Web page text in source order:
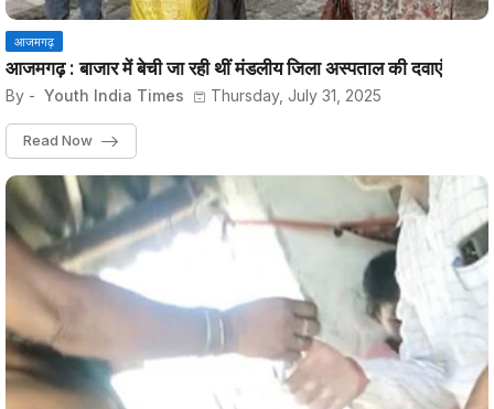
आजमगढ़
आजमगढ़ : बाजार में बेची जा रही थीं मंडलीय जिला अस्पताल की दवाएं
By - Youth India Times Thursday, July 31, 2025
Read Now